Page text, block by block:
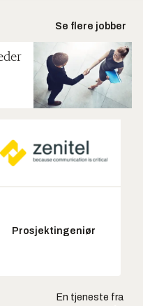
Se flere jobber
Prosjektingeniør
En tjeneste fra